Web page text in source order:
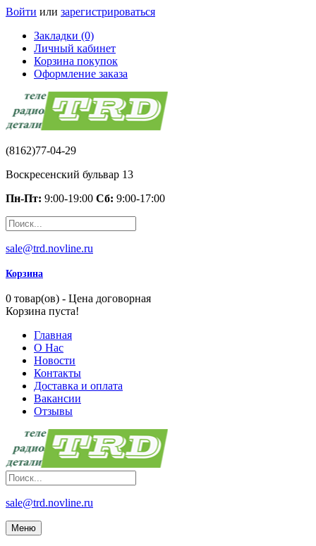
Войти или зарегистрироваться
Закладки (0)
Личный кабинет
Корзина покупок
Оформление заказа
(8162)77-04-29
Воскресенский бульвар 13
Пн-Пт: 9:00-19:00 Сб: 9:00-17:00
sale@trd.novline.ru
Корзина
0 товар(ов) - Цена договорная
Корзина пуста!
Главная
О Нас
Новости
Контакты
Доставка и оплата
Вакансии
Отзывы
sale@trd.novline.ru
Меню